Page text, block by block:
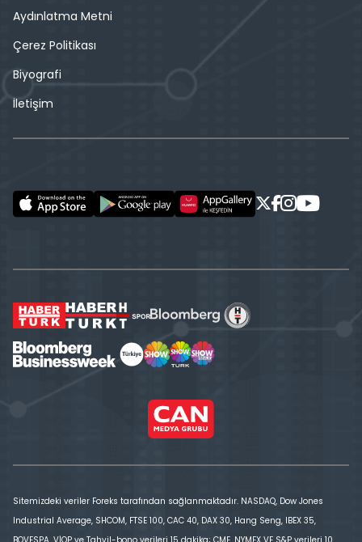
Aydınlatma Metni
Çerez Politikası
Biyografi
İletişim
Sitemizdeki veriler Foreks tarafından sağlanmaktadır. NASDAQ, Dow Jones
Industrial Average, SHCOM, FTSE 100, CAC 40, DAX 30, Hang Seng, IBEX 35,